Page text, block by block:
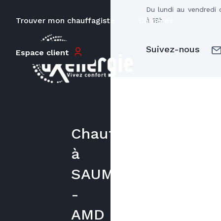
Trouver mon chauffagiste Carrières
Espace client
Chauffagiste
à
SAUMUR
-
AMD
Du lundi au vendredi
à 18h
Suivez-nous